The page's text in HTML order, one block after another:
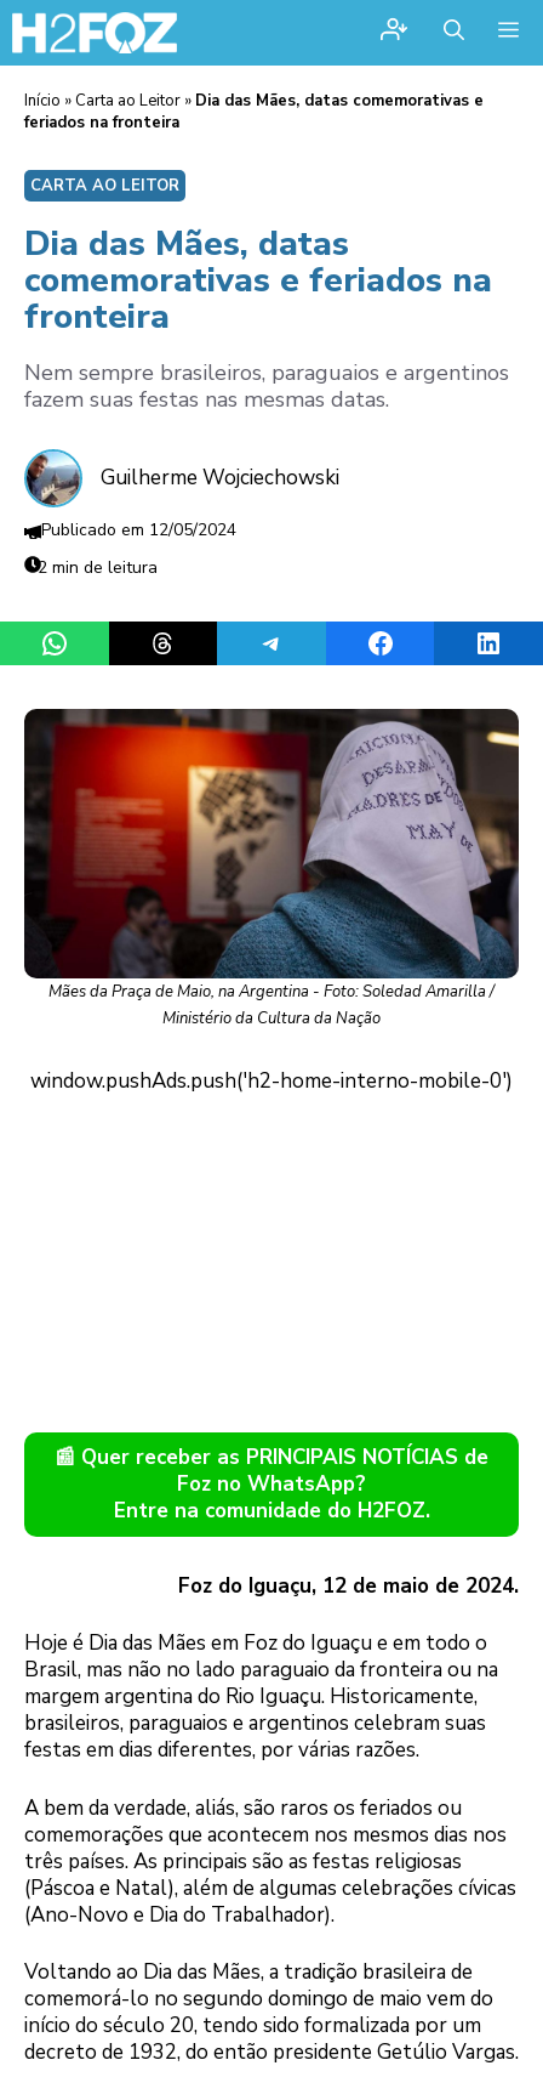
Início » Carta ao Leitor » Dia das Mães, datas comemorativas e
feriados na fronteira
CARTA AO LEITOR
Dia das Mães, datas
comemorativas e feriados na
fronteira
Nem sempre brasileiros, paraguaios e argentinos
fazem suas festas nas mesmas datas.
Guilherme Wojciechowski
12/05/2024
2 min de leitura
Share on WhatsAppShare on ThreadsShare on TelegramShare on Facebook
Mães da Praça de Maio, na Argentina - Foto: Soledad Amarilla /
Ministério da Cultura da Nação
📰 Quer receber as PRINCIPAIS NOTÍCIAS de
Foz no WhatsApp?
Entre na comunidade do H2FOZ.
Foz do Iguaçu, 12 de maio de 2024.
Hoje é Dia das Mães em Foz do Iguaçu e em todo o
Brasil, mas não no lado paraguaio da fronteira ou na
margem argentina do Rio Iguaçu. Historicamente,
brasileiros, paraguaios e argentinos celebram suas
festas em dias diferentes, por várias razões.
A bem da verdade, aliás, são raros os feriados ou
comemorações que acontecem nos mesmos dias nos
três países. As principais são as festas religiosas
(Páscoa e Natal), além de algumas celebrações cívicas
(Ano-Novo e Dia do Trabalhador).
Voltando ao Dia das Mães, a tradição brasileira de
comemorá-lo no segundo domingo de maio vem do
início do século 20, tendo sido formalizada por um
decreto de 1932, do então presidente Getúlio Vargas.